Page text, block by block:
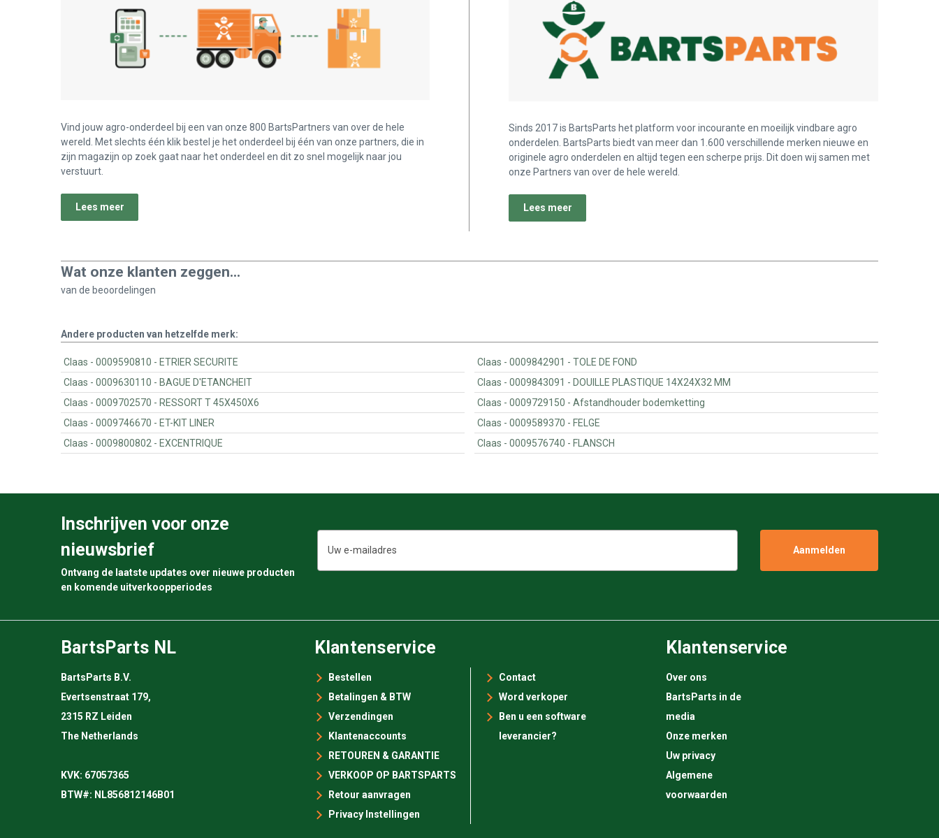
Vind jouw agro-onderdeel bij een van onze 800 BartsPartners van over de hele
wereld. Met slechts één klik bestel je het onderdeel bij één van onze partners, die in
zijn magazijn op zoek gaat naar het onderdeel en dit zo snel mogelijk naar jou
verstuurt.
Lees meer
Sinds 2017 is BartsParts het platform voor incourante en moeilijk vindbare agro
onderdelen. BartsParts biedt van meer dan 1.600 verschillende merken nieuwe en
originele agro onderdelen en altijd tegen een scherpe prijs. Dit doen wij samen met
onze Partners van over de hele wereld.
Lees meer
Wat onze klanten zeggen...
van de beoordelingen
Andere producten van hetzelfde merk:
Claas - 0009590810 - ETRIER SECURITE
Claas - 0009630110 - BAGUE D'ETANCHEIT
Claas - 0009702570 - RESSORT T 45X450X6
Claas - 0009746670 - ET-KIT LINER
Claas - 0009800802 - EXCENTRIQUE
Claas - 0009842901 - TOLE DE FOND
Claas - 0009843091 - DOUILLE PLASTIQUE 14X24X32 MM
Claas - 0009729150 - Afstandhouder bodemketting
Claas - 0009589370 - FELGE
Claas - 0009576740 - FLANSCH
Inschrijven voor onze
nieuwsbrief
Ontvang de laatste updates over nieuwe producten
en komende uitverkoopperiodes
mailadres
Klantenservice
Bestellen
Betalingen & BTW
Verzendingen
Klantenaccounts
RETOUREN & GARANTIE
VERKOOP OP BARTSPARTS
Retour aanvragen
Privacy Instellingen
Contact
Word verkoper
Ben u een software
leverancier?
Klantenservice
Over ons
BartsParts in de
media
Onze merken
Uw privacy
Algemene
voorwaarden
BartsParts NL
BartsParts B.V.
Evertsenstraat 179,
2315 RZ Leiden
The Netherlands
KVK: 67057365
BTW#: NL856812146B01